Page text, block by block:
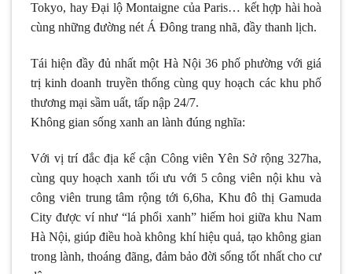
Tokyo, hay Đại lộ Montaigne của Paris… kết hợp hài hoà
cùng những đường nét Á Đông trang nhã, đầy thanh lịch.
Tái hiện đầy đủ nhất một Hà Nội 36 phố phường với giá
trị kinh doanh truyền thống cùng quy hoạch các khu phố
thương mại sầm uất, tấp nập 24/7.
Không gian sống xanh an lành đúng nghĩa:
Với vị trí đắc địa kế cận Công viên Yên Sở rộng 327ha,
cùng quy hoạch xanh tối ưu với 5 công viên nội khu và
công viên trung tâm rộng tới 6,6ha, Khu đô thị Gamuda
City được ví như “lá phổi xanh” hiếm hoi giữa khu Nam
Hà Nội, giúp điều hoà không khí hiệu quả, tạo không gian
trong lành, thoáng đãng, đảm bảo đời sống tốt nhất cho cư